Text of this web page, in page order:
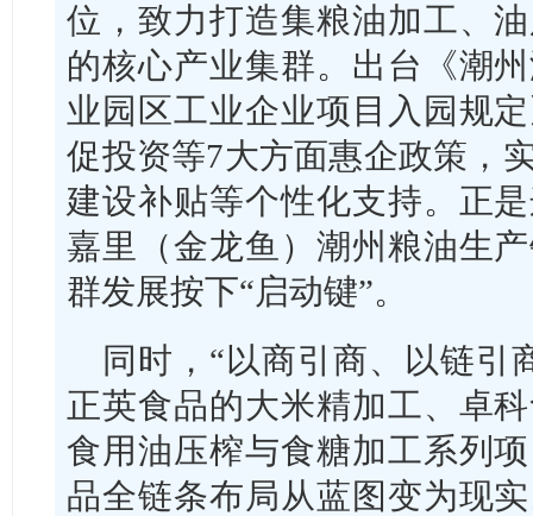
位，致力打造集粮油加工、
的核心产业集群。出台《潮
业园区工业企业项目入园规
促投资等7大方面惠企政策，
建设补贴等个性化支持。正
嘉里（金龙鱼）潮州粮油生
群发展按下“启动键”。
同时，“以商引商、以链引
正英食品的大米精加工、卓
食用油压榨与食糖加工系列
品全链条布局从蓝图变为现